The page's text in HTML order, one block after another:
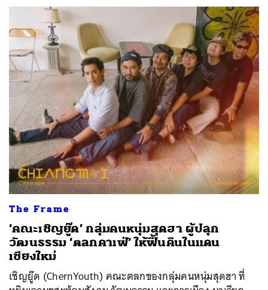
The Frame
‘คณะเชิญยู๊ด’ กลุ่มคนหนุ่มสุดฮา ผู้ปลุก
วัฒนธรรม ‘ตลกคาเฟ่’ ให้ฟื้นคืนในแดน
เชียงใหม่
เชิญยู๊ด (ChernYouth) คณะตลกของกลุ่มคนหนุ่มสุดฮา ที่